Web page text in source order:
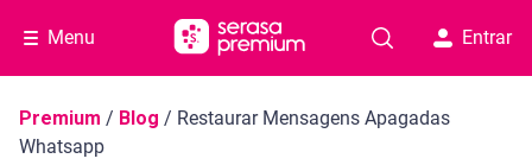
Menu Entrar
Navegação do blog
Premium / Blog / Restaurar Mensagens Apagadas
Whatsapp